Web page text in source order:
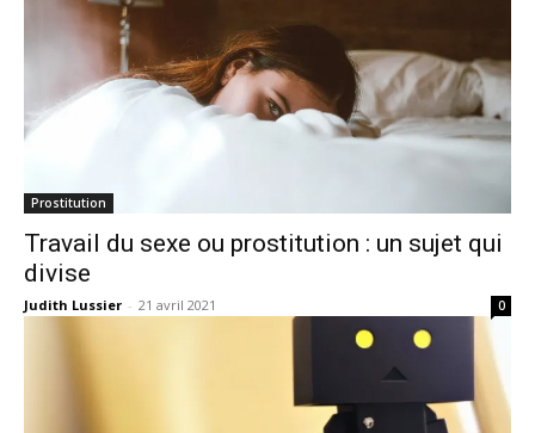
Prostitution
Travail du sexe ou prostitution : un sujet qui
divise
Judith Lussier - 21 avril 2021 0